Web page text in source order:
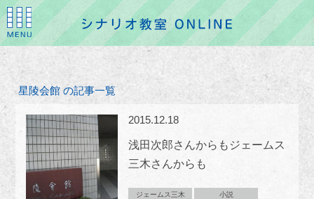
星陵会館 の記事一覧
2015.12.18
浅田次郎さんからもジェームス
三木さんからも
ジェームス三木 小説